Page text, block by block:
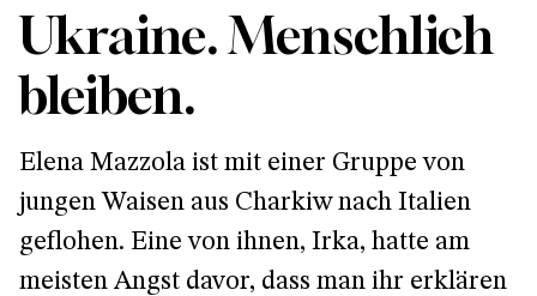
Ukraine. Menschlich
bleiben.
Elena Mazzola ist mit einer Gruppe von
jungen Waisen aus Charkiw nach Italien
geflohen. Eine von ihnen, Irka, hatte am
meisten Angst davor, dass man ihr erklären